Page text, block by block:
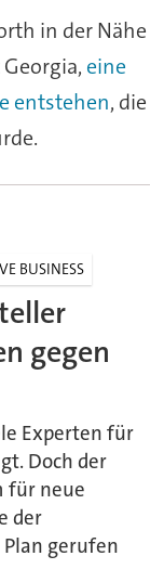
in der Nähe
eine
entstehen, die
BUSINESS
gegen
Experten für
Doch der
für neue
der
gerufen